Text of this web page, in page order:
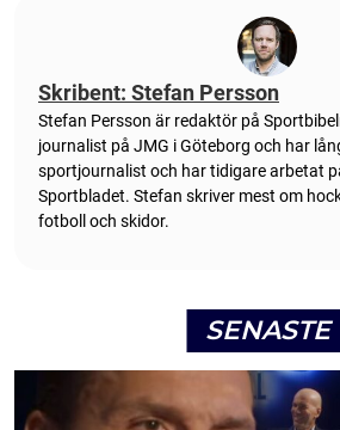
Skribent: Stefan Persson
Stefan Persson är redaktör på
journalist på JMG i Göteborg och har
sportjournalist och har tidigare arbetat
Sportbladet. Stefan skriver mest om
fotboll och skidor.
SENASTE